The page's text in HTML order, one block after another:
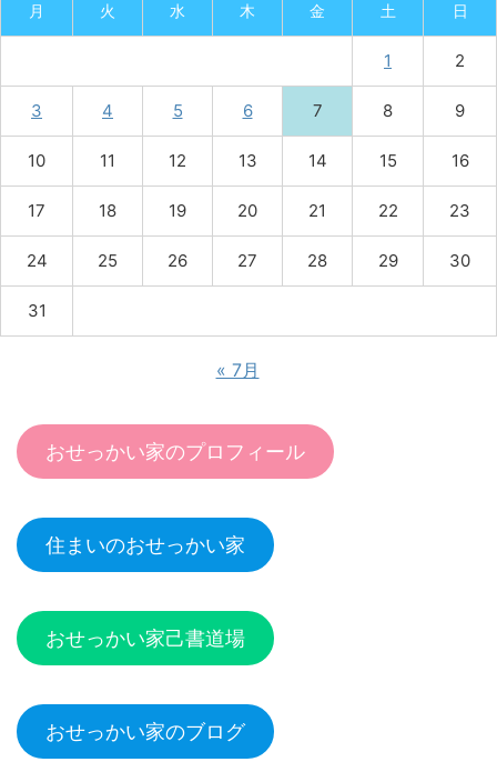
月 火 水 木 金 土 日
1 2
3 4 5 6 7 8 9
10 11 12 13 14 15 16
17 18 19 20 21 22 23
24 25 26 27 28 29 30
31
« 7月
おせっかい家のプロフィール
住まいのおせっかい家
おせっかい家己書道場
おせっかい家のブログ